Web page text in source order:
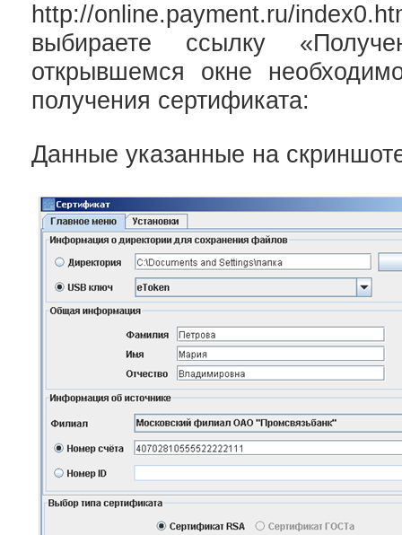
http://online.payment.ru/
выбираете ссылку
открывшемся окне
получения сертификата:
Данные указанные на